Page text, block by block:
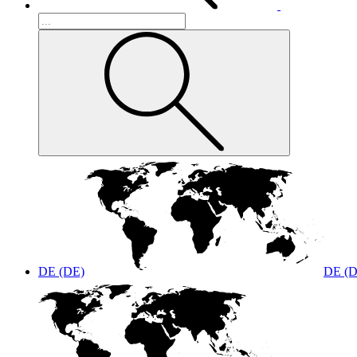
DE (DE) DE